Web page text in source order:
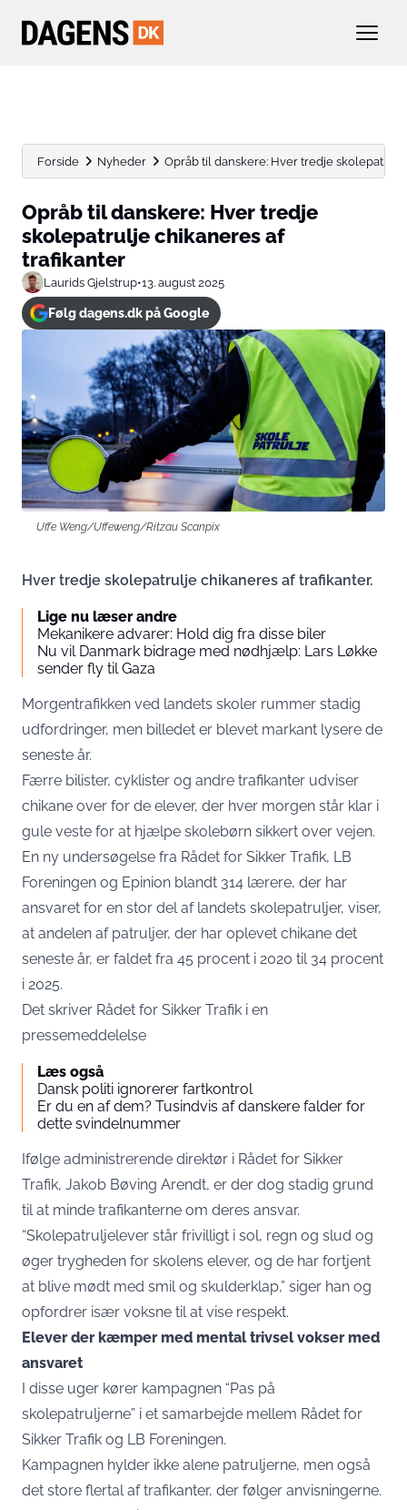
Forside Nyheder Opråb til danskere: Hver tredje
Opråb til danskere: Hver tredje
skolepatrulje chikaneres af
trafikanter
Laurids Gjelstrup•13. august 2025
Følg dagens.dk på Google
Uffe Weng/Uffeweng/Ritzau Scanpix
Hver tredje skolepatrulje chikaneres af trafikanter.
Lige nu læser andre
Mekanikere advarer: Hold dig fra disse biler
Nu vil Danmark bidrage med nødhjælp: Lars Løkke
sender fly til Gaza
Morgentrafikken ved landets skoler rummer stadig
udfordringer, men billedet er blevet markant lysere de
seneste år.
Færre bilister, cyklister og andre trafikanter udviser
chikane over for de elever, der hver morgen står klar i
gule veste for at hjælpe skolebørn sikkert over vejen.
En ny undersøgelse fra Rådet for Sikker Trafik, LB
Foreningen og Epinion blandt 314 lærere, der har
ansvaret for en stor del af landets skolepatruljer, viser,
at andelen af patruljer, der har oplevet chikane det
seneste år, er faldet fra 45 procent i 2020 til 34 procent
i 2025.
Det skriver Rådet for Sikker Trafik i en
pressemeddelelse
Læs også
Dansk politi ignorerer fartkontrol
Er du en af dem? Tusindvis af danskere falder for
dette svindelnummer
Ifølge administrerende direktør i Rådet for Sikker
Trafik, Jakob Bøving Arendt, er der dog stadig grund
til at minde trafikanterne om deres ansvar.
“Skolepatruljelever står frivilligt i sol, regn og slud og
øger trygheden for skolens elever, og de har fortjent
at blive mødt med smil og skulderklap,” siger han og
opfordrer især voksne til at vise respekt.
Elever der kæmper med mental trivsel vokser med
ansvaret
I disse uger kører kampagnen “Pas på
skolepatruljerne” i et samarbejde mellem Rådet for
Sikker Trafik og LB Foreningen.
Kampagnen hylder ikke alene patruljerne, men også
det store flertal af trafikanter, der følger anvisningerne.